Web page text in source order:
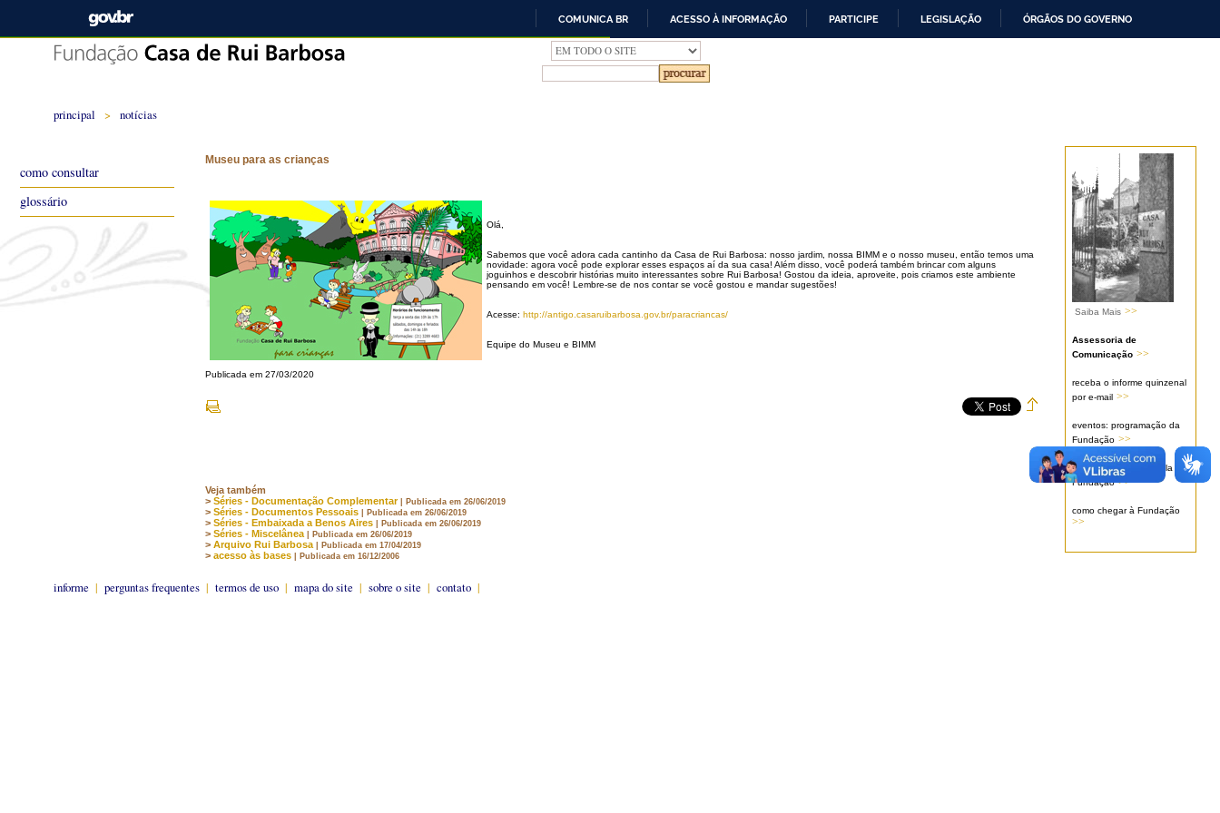
IR
PARA
O
CONTEÚDO
COMUNICA BR ACESSO À INFORMAÇÃO PARTICIPE LEGISLAÇÃO ÓRGÃOS DO GOVERNO
principal > notícias
Saiba Mais >>
Assessoria de
Comunicação >>
receba o informe quinzenal
por e-mail >>
eventos: programação da
Fundação >>
serviços oferecidos pela
Fundação >>
como chegar à Fundação
>>
Museu para as crianças
Olá,
Sabemos que você adora cada cantinho da Casa de Rui Barbosa: nosso jardim, nossa BIMM e o nosso museu, então temos uma
novidade: agora você pode explorar esses espaços aí da sua casa! Além disso, você poderá também brincar com alguns
joguinhos e descobrir histórias muito interessantes sobre Rui Barbosa! Gostou da ideia, aproveite, pois criamos este ambiente
pensando em você! Lembre-se de nos contar se você gostou e mandar sugestões!
Acesse: http://antigo.casaruibarbosa.gov.br/paracriancas/
Equipe do Museu e BIMM
Publicada em 27/03/2020
Veja também
> Séries - Documentação Complementar | Publicada em 26/06/2019
> Séries - Documentos Pessoais | Publicada em 26/06/2019
> Séries - Embaixada a Benos Aires | Publicada em 26/06/2019
> Séries - Miscelânea | Publicada em 26/06/2019
> Arquivo Rui Barbosa | Publicada em 17/04/2019
> acesso às bases | Publicada em 16/12/2006
informe | perguntas frequentes | termos de uso | mapa do site | sobre o site | contato |
como consultar
glossário